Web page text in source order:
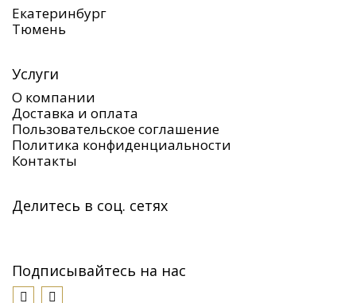
Екатеринбург
Тюмень
Услуги
О компании
Доставка и оплата
Пользовательское соглашение
Политика конфиденциальности
Контакты
Делитесь в соц. сетях
Подписывайтесь на нас